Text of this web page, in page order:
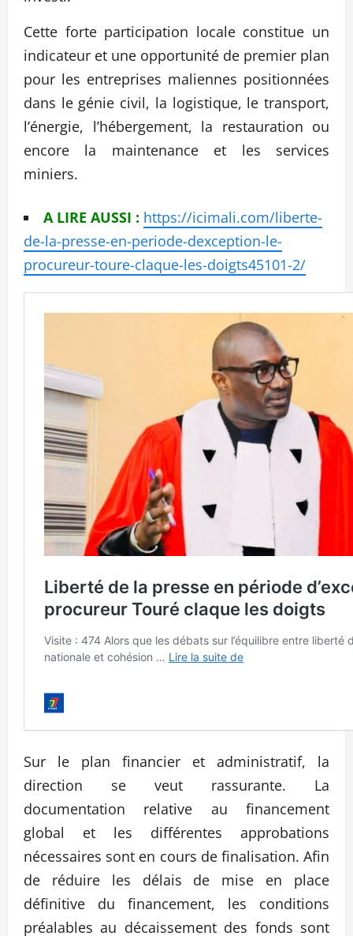
Cette forte participation locale constitue un
indicateur et une opportunité de premier plan
pour les entreprises maliennes positionnées
dans le génie civil, la logistique, le transport,
l’énergie, l’hébergement, la restauration ou
encore la maintenance et les services
miniers.
A LIRE AUSSI : https://icimali.com/liberte-
de-la-presse-en-periode-dexception-le-
procureur-toure-claque-les-doigts45101-2/
Sur le plan financier et administratif, la
direction se veut rassurante. La
documentation relative au financement
global et les différentes approbations
nécessaires sont en cours de finalisation. Afin
de réduire les délais de mise en place
définitive du financement, les conditions
préalables au décaissement des fonds sont